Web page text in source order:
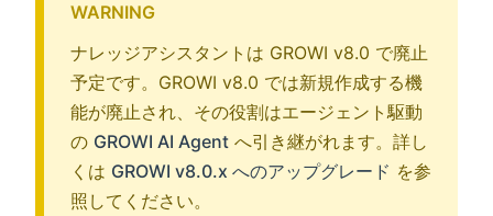
WARNING
ナレッジアシスタントは GROWI v8.0 で廃止
予定です。GROWI v8.0 では新規作成する機
能が廃止され、その役割はエージェント駆動
の GROWI AI Agent へ引き継がれます。詳し
くは GROWI v8.0.x へのアップグレード を参
照してください。